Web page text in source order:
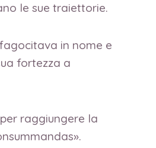
le sue traiettorie.
in nome e
fortezza a
raggiungere la